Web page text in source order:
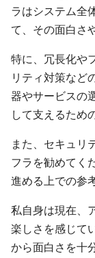
ラはシステム全
て、その面白さ
特に、冗長化や
リティ対策など
器やサービスの
して支えるため
また、セキュリ
フラを勧めてく
進める上での参
私自身は現在、
楽しさを感じて
から面白さを十